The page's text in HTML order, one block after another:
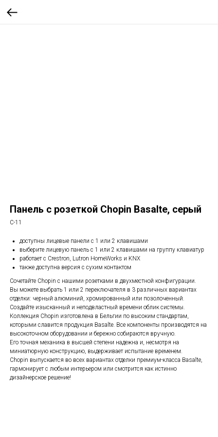
Панель с розеткой Chopin Basalte, серый
C-11
доступны лицевые панели с 1 или 2 клавишами
выберите лицевую панель с 1 или 2 клавишами на группу клавиатур
работает с Crestron, Lutron HomeWorks и KNX
также доступна версия с сухим контактом
Сочетайте Chopin с нашими розетками в двухместной конфигурации.
Вы можете выбрать 1 или 2 переключателя в 3 различных вариантах
отделки: черный алюминий, хромированный или позолоченный.
Создайте изысканный и неподвластный времени облик системы.
Коллекция Chopin изготовлена в Бельгии по высоким стандартам,
которыми славится продукция Basalte. Все компоненты производятся на
высокоточном оборудовании и бережно собираются вручную.
Его точная механика в высшей степени надежна и, несмотря на
миниатюрную конструкцию, выдерживает испытание временем.
Chopin выпускается во всех вариантах отделки премиум-класса Basalte,
гармонирует с любым интерьером или смотрится как истинно
дизайнерское решение!